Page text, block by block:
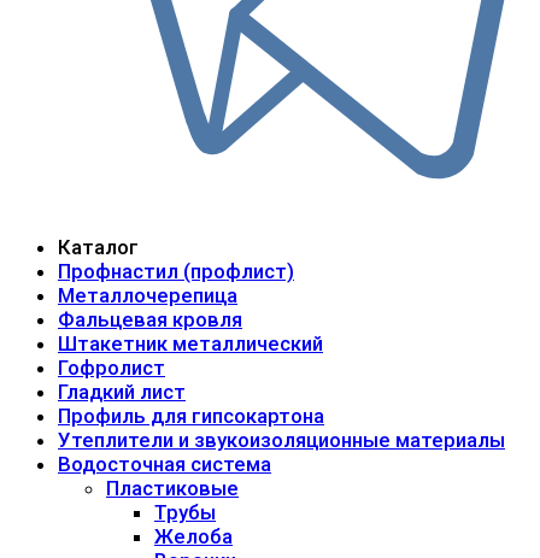
Каталог
Профнастил (профлист)
Металлочерепица
Фальцевая кровля
Штакетник металлический
Гофролист
Гладкий лист
Профиль для гипсокартона
Утеплители и звукоизоляционные материалы
Водосточная система
Пластиковые
Трубы
Желоба